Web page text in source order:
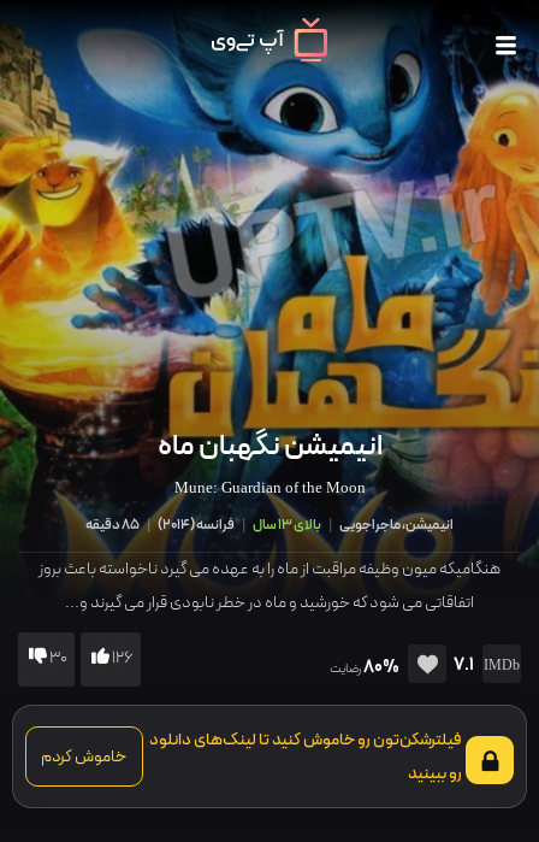
انیمیشن نگهبان ماه
Mune: Guardian of the Moon
انیمیشن، ماجراجویی | بالای 13 سال | فرانسه(
2014
)
| 85 دقیقه
هنگامیکه میون وظیفه مراقبت از ماه را به عهده می گیرد ناخواسته باعث بروز
اتفاقاتی می شود که خورشید و ماه در خطر نابودی قرار می گیرند و...
7.1
80%رضایت 126
30
فیلترشکن‌تون رو خاموش کنید تا لینک‌های دانلود
رو ببینید
خاموش کردم